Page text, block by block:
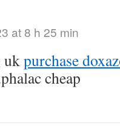
at 8 h 25 min
ukpurchase
cheap